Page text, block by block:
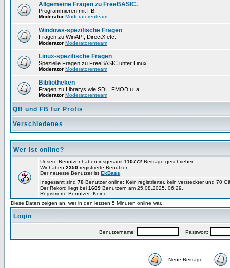
Allgemeine Fragen zu FreeBASIC.
Programmieren mit FB.
Moderator Moderatorenteam
Windows-spezifische Fragen
Fragen zu WinAPI, DirectX etc.
Moderator Moderatorenteam
Linux-spezifische Fragen
Spezielle Fragen zu FreeBASIC unter Linux.
Moderator Moderatorenteam
Bibliotheken
Fragen zu Librarys wie SDL, FMOD u. a.
Moderator Moderatorenteam
QB und FB für Profis
Verschiedenes
Wer ist online?
Unsere Benutzer haben insgesamt 110772 Beiträge geschrieben.
Wir haben 2350 registrierte Benutzer.
Der neueste Benutzer ist EkBass
Insgesamt sind 70 Benutzer online: Kein registrierter, kein versteckter und 70
Der Rekord liegt bei 1609 Benutzern am 25.08.2025, 06:29.
Registrierte Benutzer: Keine
Diese Daten zeigen an, wer in den letzten 5 Minuten online war.
Login
Benutzername: Passwort:
Neue Beiträge